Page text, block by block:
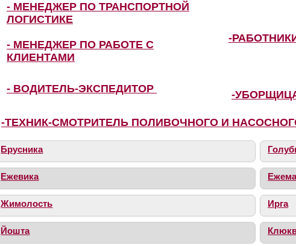
- МЕНЕДЖЕР ПО ТРАНСПОРТНОЙ
ЛОГИСТИКЕ
- МЕНЕДЖЕР ПО РАБОТЕ С
КЛИЕНТАМИ
-
- ВОДИТЕЛЬ-ЭКСПЕДИТОР -
-ТЕХНИК-СМОТРИТЕЛЬ ПОЛИВОЧНОГО И
Брусника
Ежевика
Жимолость Ирга
Йошта